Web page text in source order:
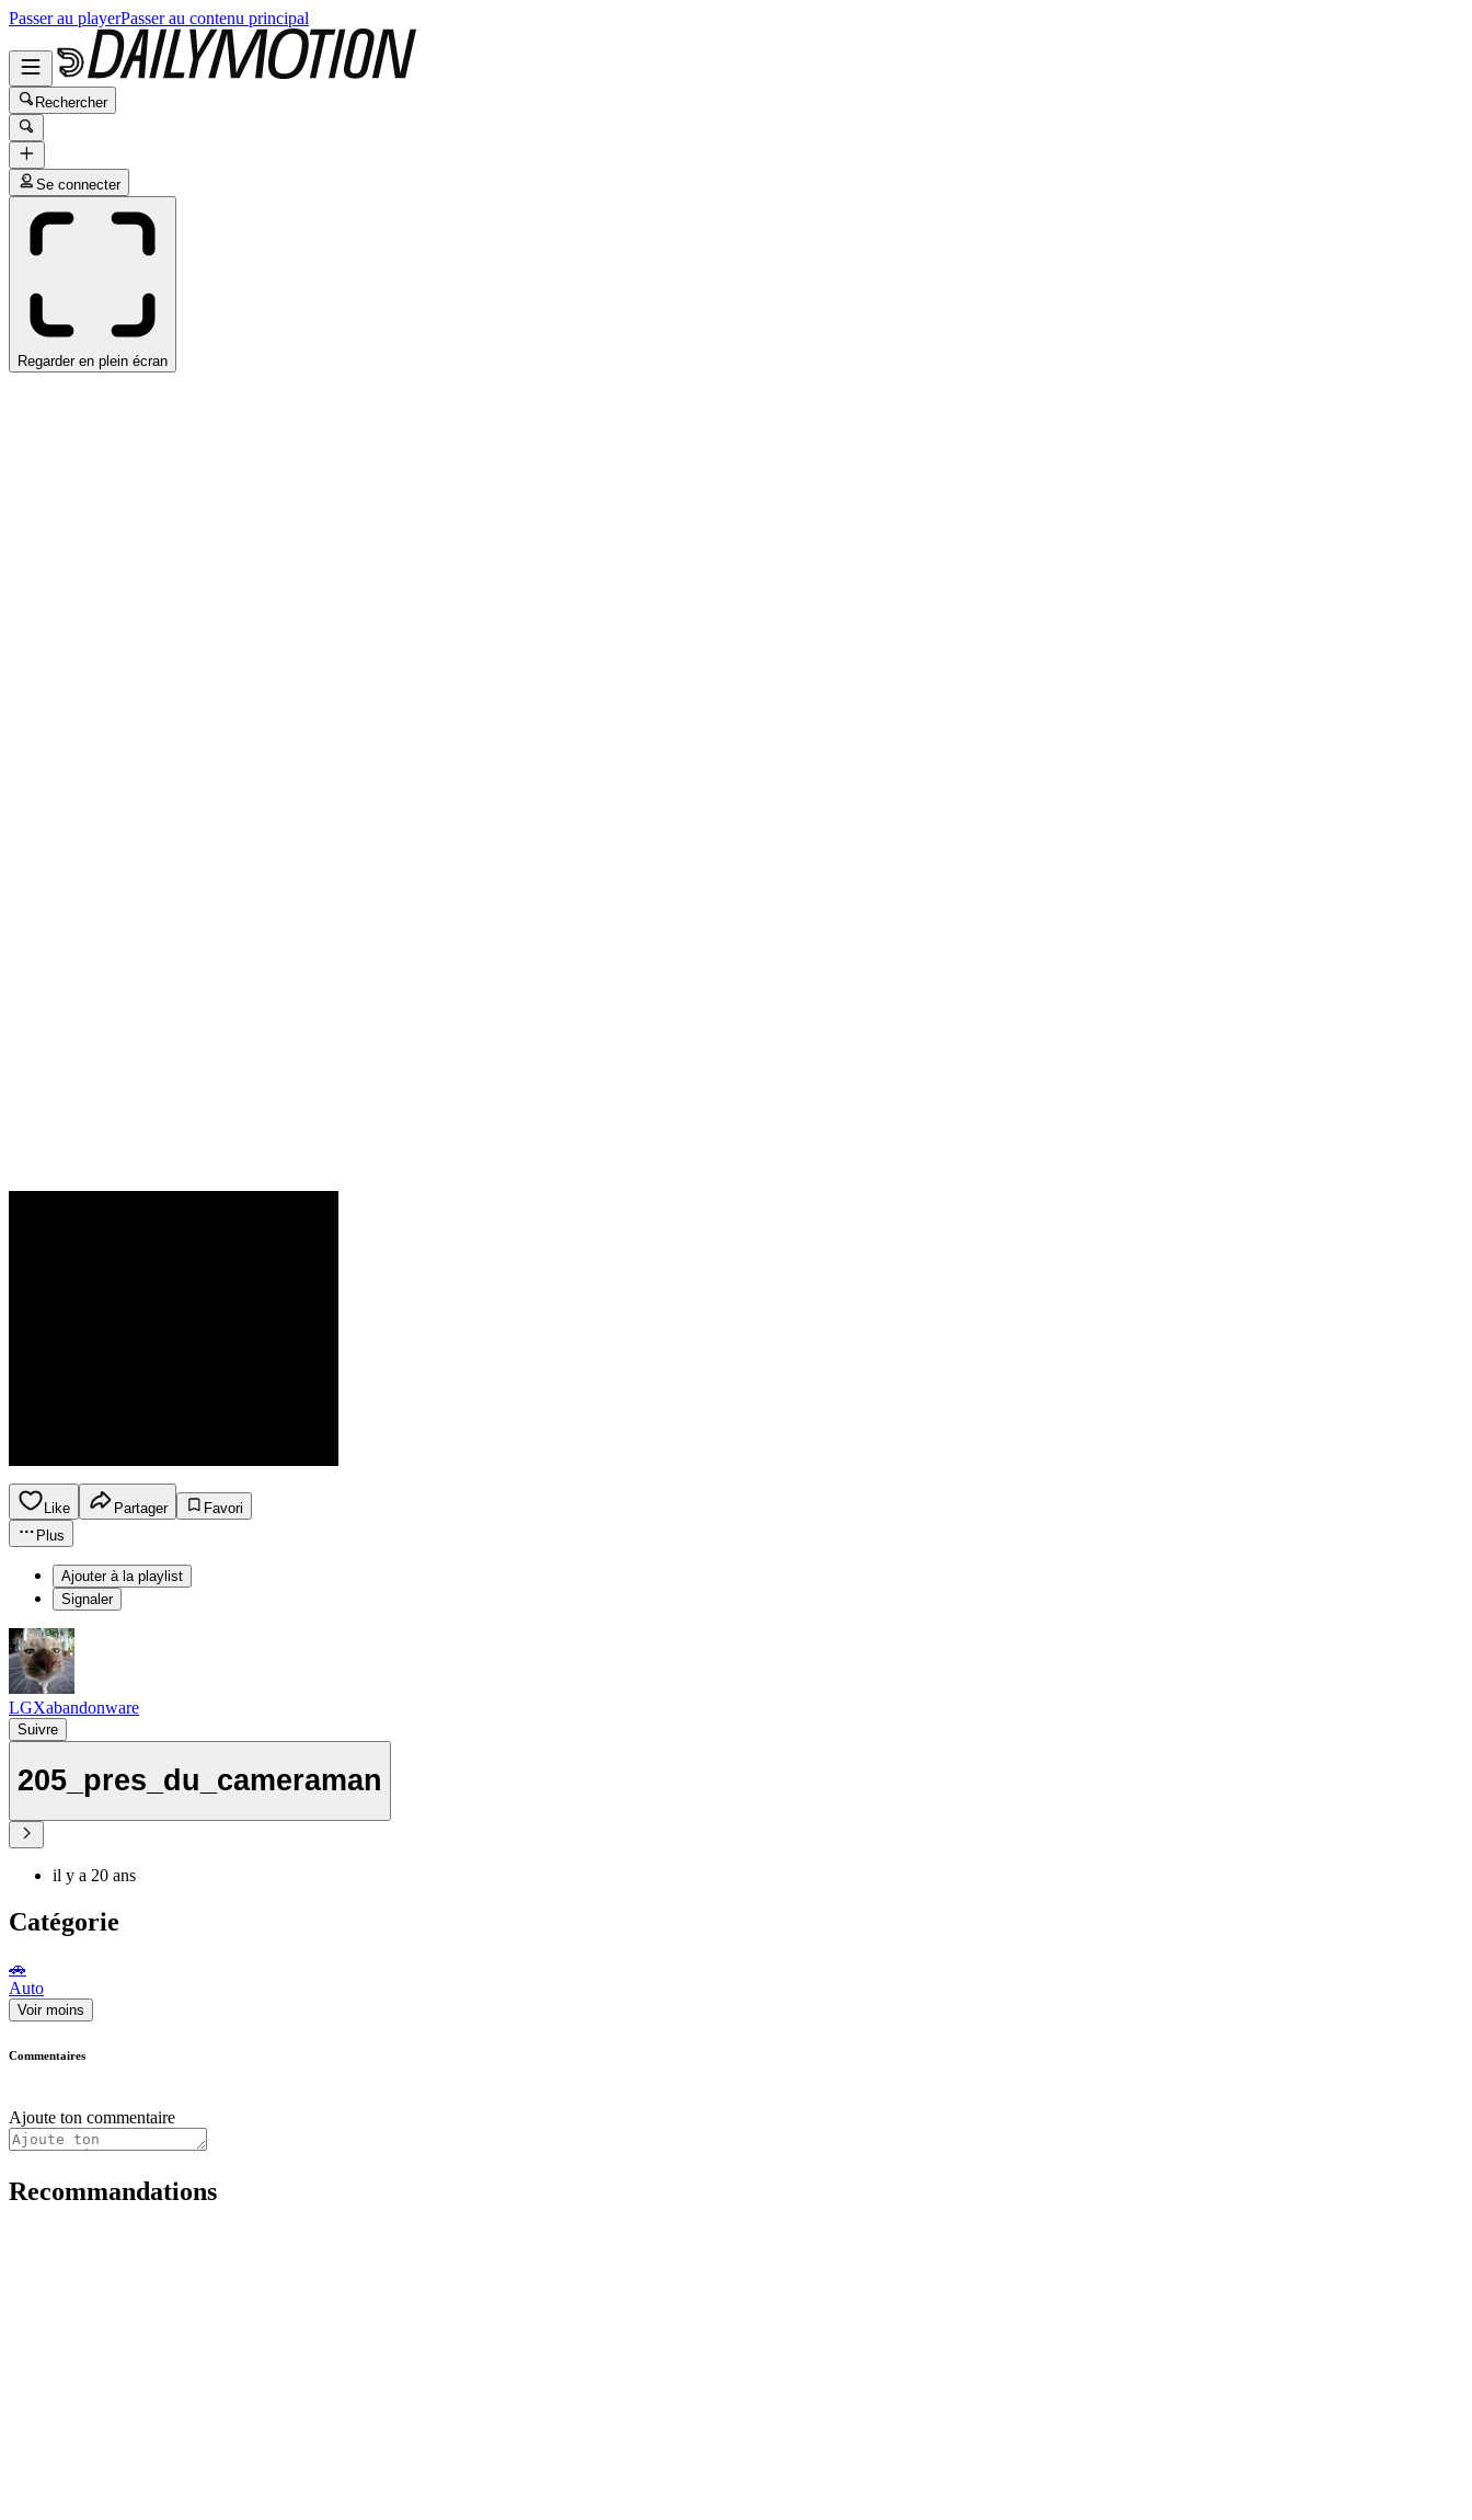
Passer au playerPasser au contenu principal
Rechercher
Se connecter
Regarder en plein écran
Like Partager
Favori
Plus
Ajouter à la playlist
Signaler
LGXabandonware
Suivre
205_pres_du_cameraman
il y a 20 ans
Catégorie
🚗
Auto
Voir moins
Commentaires
Ajoute ton commentaire
Recommandations